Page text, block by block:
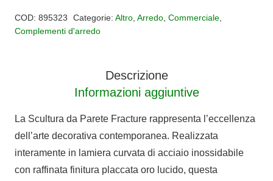
COD: 895323 Categorie: Altro, Arredo, Commerciale,
Complementi d'arredo
Descrizione
Informazioni aggiuntive
La Scultura da Parete Fracture rappresenta l’eccellenza
dell’arte decorativa contemporanea. Realizzata
interamente in lamiera curvata di acciaio inossidabile
con raffinata finitura placcata oro lucido, questa